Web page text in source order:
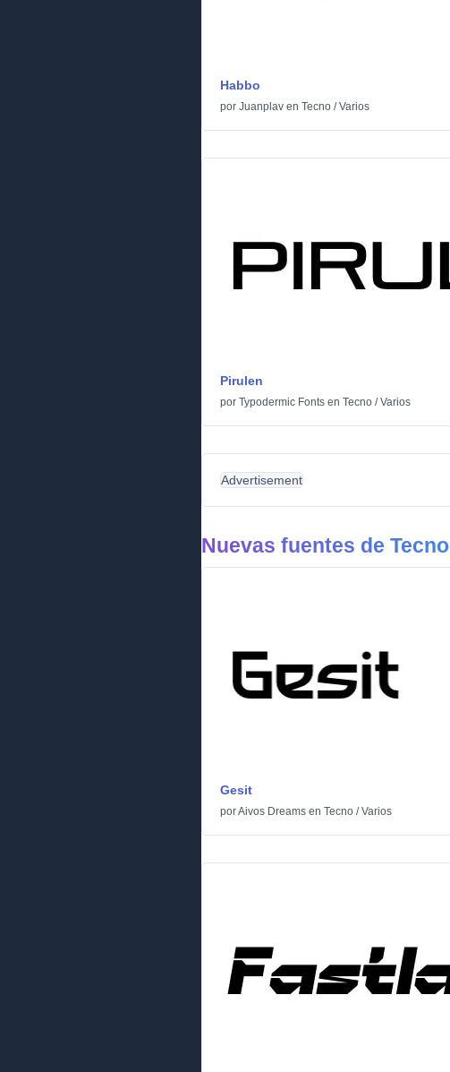
Habbo
por Juanplav en Tecno /Varios
Pirulen
por Typodermic Fonts en Tecno /Varios
Advertisement
Nuevas fuentes de Tecno
Gesit
porAivos Dreams en Tecno /Varios